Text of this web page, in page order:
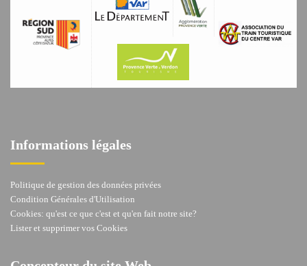
Informations légales
Politique de gestion des données privées
Condition Générales d'Utilisation
Cookies: qu'est ce que c'est et qu'en fait notre site?
Lister et supprimer vos Cookies